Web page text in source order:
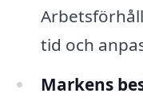
tid och
Markens